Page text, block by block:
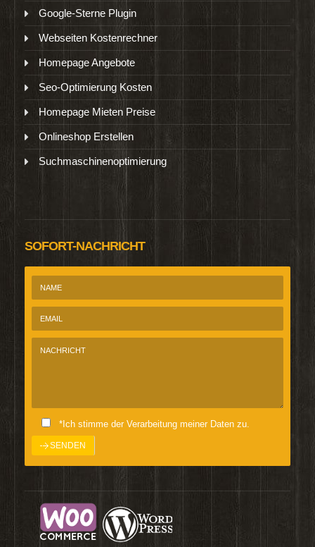
Google-Sterne Plugin
Webseiten Kostenrechner
Homepage Angebote
Seo-Optimierung Kosten
Homepage Mieten Preise
Onlineshop Erstellen
Suchmaschinenoptimierung
SOFORT-NACHRICHT
*Ich stimme der Verarbeitung meiner Daten zu.